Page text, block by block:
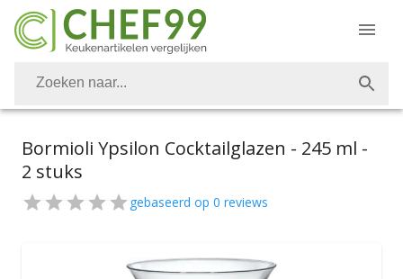
Bormioli Ypsilon Cocktailglazen - 245 ml -
2 stuks
gebaseerd op 0 reviews